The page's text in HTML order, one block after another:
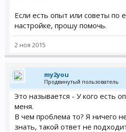
Если есть опыт или советы по
настройке, прошу помочь.
2 ноя 2015
my2you
Продвинутый пользователь
Это называется - У кого есть
меня.
В чем проблема то? Я ничего
знать, такой ответ не